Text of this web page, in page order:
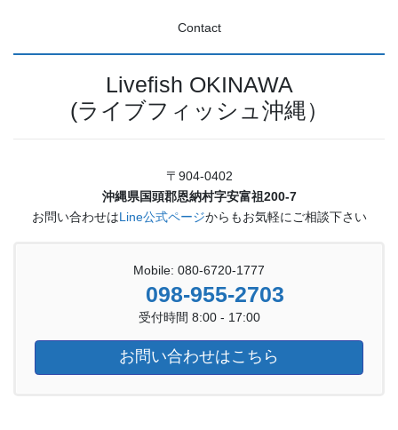
Contact
Livefish OKINAWA
(ライブフィッシュ沖縄）
〒904-0402
沖縄県国頭郡恩納村字安富祖200-7
お問い合わせはLine公式ページからもお気軽にご相談下さい
Mobile: 080-6720-1777
098-955-2703
受付時間 8:00 - 17:00
お問い合わせはこちら